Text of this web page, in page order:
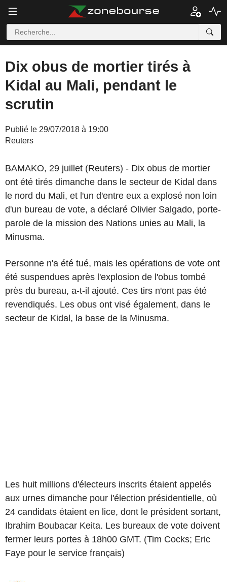
Dix obus de mortier tirés à
Kidal au Mali, pendant le
scrutin
Publié le 29/07/2018 à 19:00
Reuters
BAMAKO, 29 juillet (Reuters) - Dix obus de mortier
ont été tirés dimanche dans le secteur de Kidal dans
le nord du Mali, et l'un d'entre eux a explosé non loin
d'un bureau de vote, a déclaré Olivier Salgado, porte-
parole de la mission des Nations unies au Mali, la
Minusma.
Personne n'a été tué, mais les opérations de vote ont
été suspendues après l'explosion de l'obus tombé
près du bureau, a-t-il ajouté. Ces tirs n'ont pas été
revendiqués. Les obus ont visé également, dans le
secteur de Kidal, la base de la Minusma.
Les huit millions d'électeurs inscrits étaient appelés
aux urnes dimanche pour l'élection présidentielle, où
24 candidats étaient en lice, dont le président sortant,
Ibrahim Boubacar Keita. Les bureaux de vote doivent
fermer leurs portes à 18h00 GMT. (Tim Cocks; Eric
Faye pour le service français)